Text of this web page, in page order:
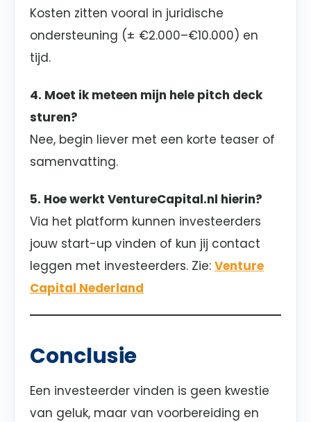
Kosten zitten vooral in juridische
ondersteuning (± €2.000–€10.000) en
tijd.
4. Moet ik meteen mijn hele pitch deck
sturen?
Nee, begin liever met een korte teaser of
samenvatting.
5. Hoe werkt VentureCapital.nl hierin?
Via het platform kunnen investeerders
jouw start-up vinden of kun jij contact
leggen met investeerders. Zie: Venture
Capital Nederland
Conclusie
Een investeerder vinden is geen kwestie
van geluk, maar van voorbereiding en